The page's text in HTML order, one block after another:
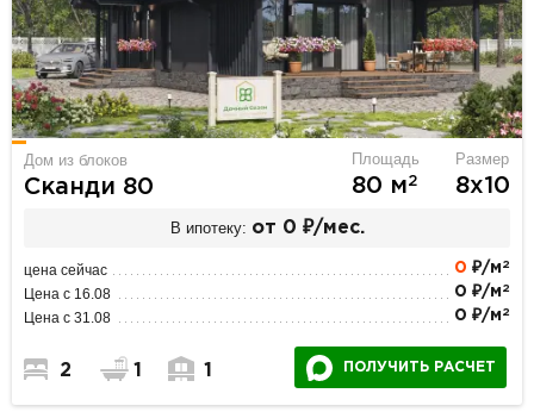
Дом из блоков
Сканди 80
Площадь
80 м2
Размер
8х10
В ипотеку: от 0 ₽/мес.
цена сейчас 0 ₽/м 2
Цена с 16.08 0 ₽/м 2
Цена с 31.08 0 ₽/м 2
2 1 1 ПОЛУЧИТЬ РАСЧЕТ